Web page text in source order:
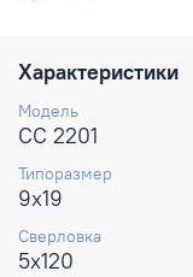
Характеристики
Модель
CC 2201
Типоразмер
9x19
Сверловка
5x120